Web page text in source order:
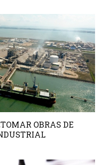
OBRAS DE